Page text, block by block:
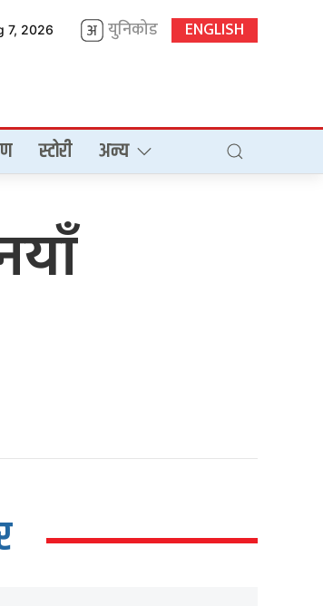
7, 2026 युनिकोड ENGLISH
स्टोरी अन्य